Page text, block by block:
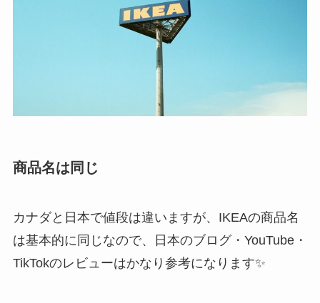
商品名は同じ
カナダと日本で値段は違いますが、IKEAの商品名
は基本的に同じなので、日本のブログ・YouTube・
TikTokのレビューはかなり参考になります✨